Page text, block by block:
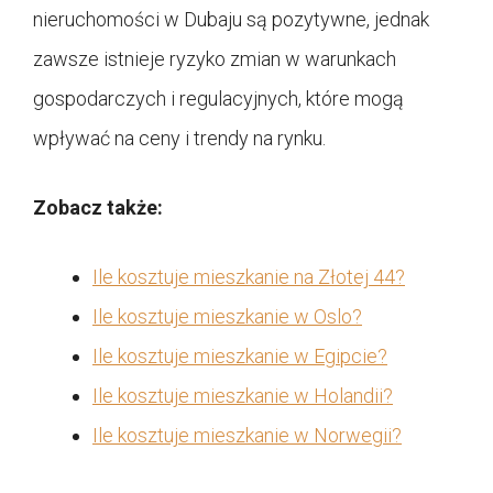
nieruchomości w Dubaju są pozytywne, jednak
zawsze istnieje ryzyko zmian w warunkach
gospodarczych i regulacyjnych, które mogą
wpływać na ceny i trendy na rynku.
Zobacz także:
Ile kosztuje mieszkanie na Złotej 44?
Ile kosztuje mieszkanie w Oslo?
Ile kosztuje mieszkanie w Egipcie?
Ile kosztuje mieszkanie w Holandii?
Ile kosztuje mieszkanie w Norwegii?